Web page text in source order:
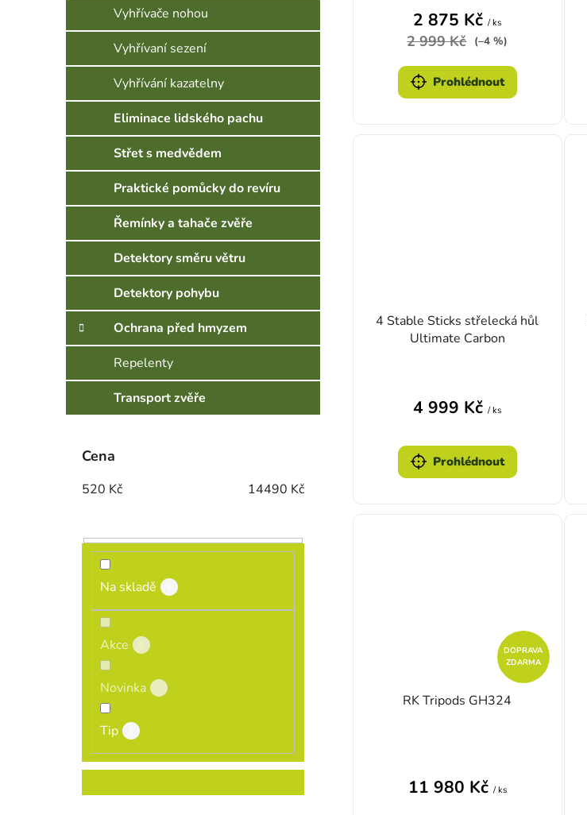
Vyhřívače nohou
Vyhřívaní sezení
Vyhřívání kazatelny
Eliminace lidského pachu
Střet s medvědem
Praktické pomůcky do revíru
Řemínky a tahače zvěře
Detektory směru větru
Detektory pohybu
Ochrana před hmyzem
Repelenty
Transport zvěře
Cena
520 Kč 14490 Kč
Na skladě
Akce
Novinka
Tip
2 875 Kč/ ks
2 999 Kč (–4 %)
Prohlédnout
4 Stable Sticks střelecká hůl
Ultimate Carbon
4 999 Kč/ ks
Prohlédnout
DOPRAVA
ZDARMA
RK Tripods GH324
11 980 Kč / ks